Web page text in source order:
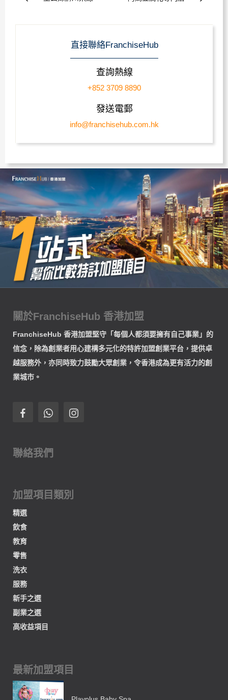
直接聯絡FranchiseHub
查詢熱線
+852 3709 8890
發送電郵
info@franchisehub.com.hk
關於FranchiseHub 香港加盟
FranchiseHub 香港加盟堅守「每個人都須要擁有自己事業」的
信念，除為創業者用心建構多元化的特許加盟創業平台，提供卓
越服務外，亦同時致力鼓勵大眾創業，令香港成為更有活力的創
業城市。
聯絡我們
加盟項目類別
精選
飲食
教育
零售
洗衣
服務
新手之選
副業之選
高收益項目
最新加盟項目